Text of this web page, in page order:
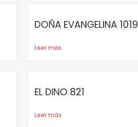
DOÑA EVANGELINA 1019
Leer más
EL DINO 821
Leer más